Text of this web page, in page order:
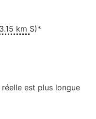
3.15 km S)*
est plus longue